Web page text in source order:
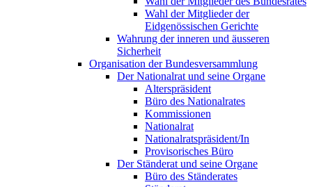
Wahl der Mitglieder der
Eidgenössischen Gerichte
Wahrung der inneren und äusseren
Sicherheit
Organisation der Bundesversammlung
Der Nationalrat und seine Organe
Alterspräsident
Büro des Nationalrates
Kommissionen
Nationalrat
Nationalratspräsident/In
Provisorisches Büro
Der Ständerat und seine Organe
Büro des Ständerates